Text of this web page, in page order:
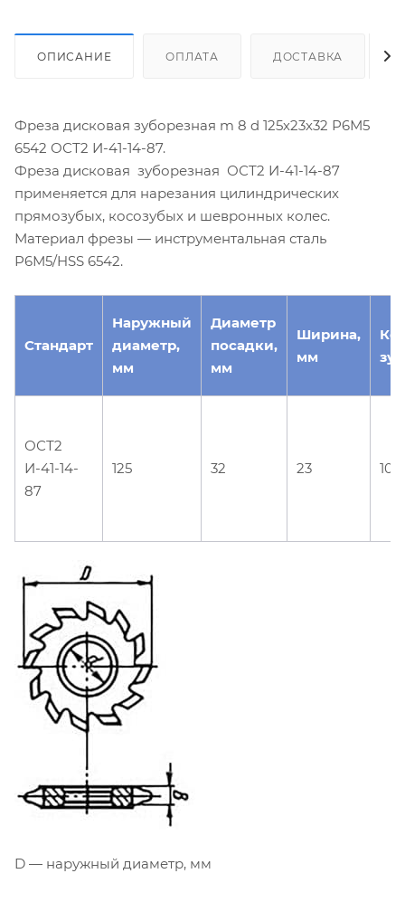
ОПИСАНИЕ ОПЛАТА ДОСТАВКА
Фреза дисковая зуборезная m 8 d 125х23х32 Р6М5
6542 ОСТ2 И-41-14-87.
Фреза дисковая зуборезная ОСТ2 И-41-14-87
применяется для нарезания цилиндрических
прямозубых, косозубых и шевронных колес.
Материал фрезы — инструментальная сталь
Р6М5/HSS 6542.
Стандарт
Наружный
диаметр,
мм
Диаметр
посадки,
мм
Ширина,
мм
ОСТ2
И-41-14-
87
125 32 23 10
D — наружный диаметр, мм